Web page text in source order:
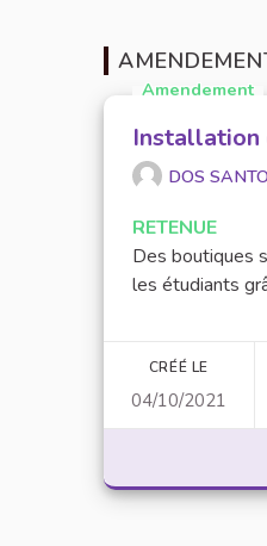
Amendement
Installation
DOS
RETENUE
Des boutiques
les étudiants
CRÉÉ LE
04/10/2021